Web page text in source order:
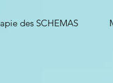
des SCHEMAS